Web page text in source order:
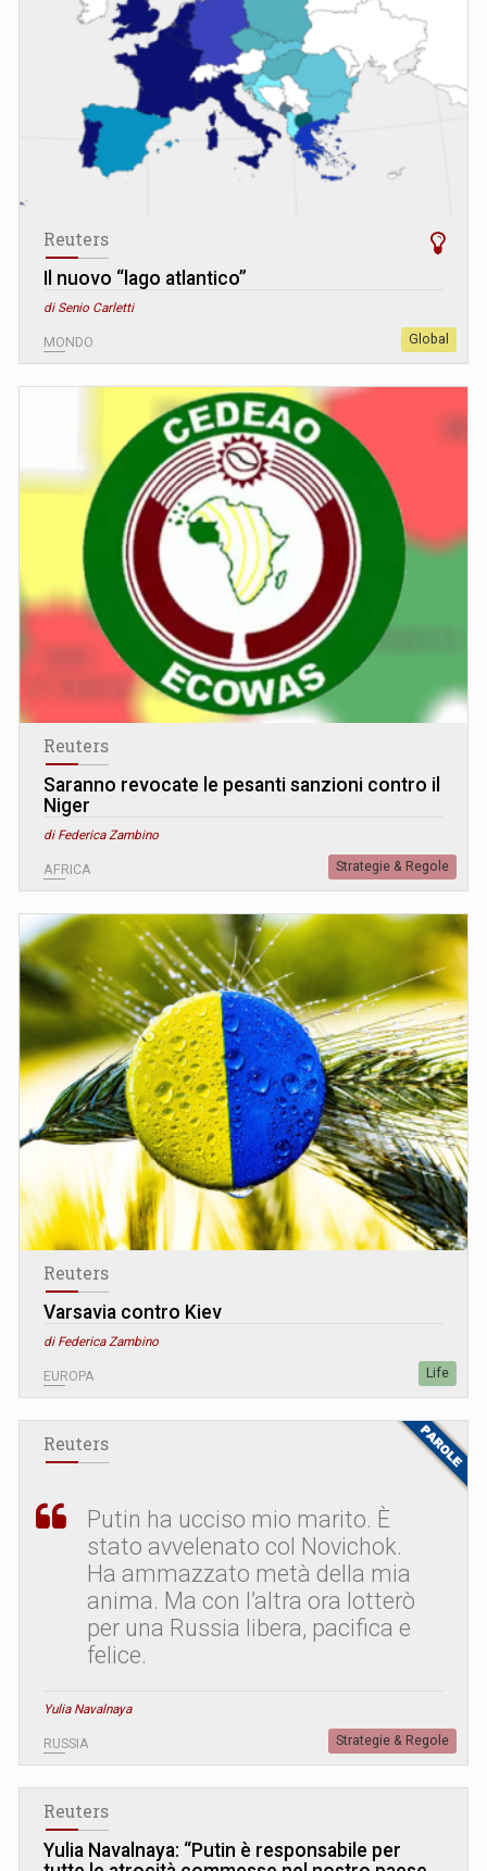
Reuters
Il nuovo “lago atlantico”
di Senio Carletti
MONDO Global
Reuters
Saranno revocate le pesanti sanzioni contro il
Niger
di Federica Zambino
AFRICA Strategie & Regole
Reuters
Varsavia contro Kiev
di Federica Zambino
EUROPA Life
Reuters
Putin ha ucciso mio marito. È
stato avvelenato col Novichok.
Ha ammazzato metà della mia
anima. Ma con l’altra ora lotterò
per una Russia libera, pacifica e
felice.
Yulia Navalnaya
RUSSIA Strategie & Regole
Reuters
Yulia Navalnaya: “Putin è responsabile per